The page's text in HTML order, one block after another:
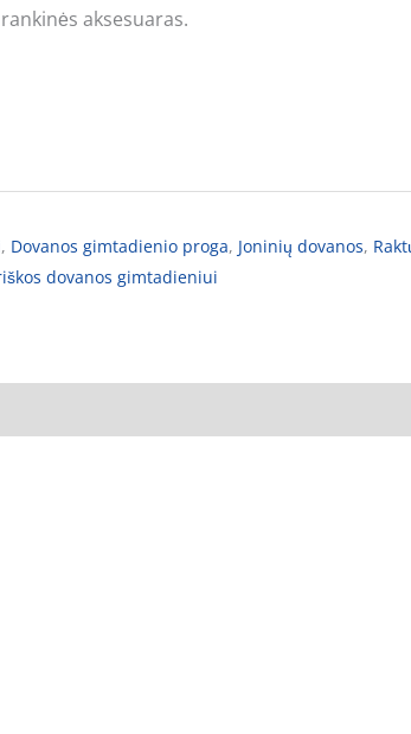
aksesuaras.
, Dovanos gimtadienio proga, Joninių dovanos,
dovanos gimtadieniui